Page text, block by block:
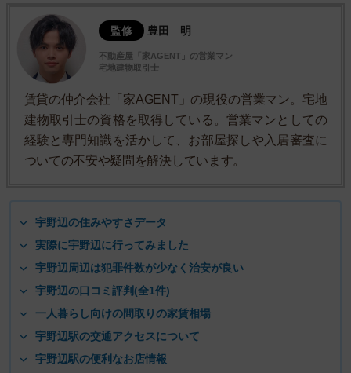
監修 豊田 明
不動産屋「家AGENT」の営業マン
宅地建物取引士
賃貸の仲介会社「家AGENT」の現役の営業マン。宅地
建物取引士の資格を取得している。営業マンとしての
経験と専門知識を活かして、お部屋探しや入居審査に
ついての不安や疑問を解決しています。
宇野辺の住みやすさデータ
実際に宇野辺に行ってみました
宇野辺周辺は犯罪件数が少なく治安が良い
宇野辺の口コミ評判(全1件)
一人暮らし向けの間取りの家賃相場
宇野辺駅の交通アクセスについて
宇野辺駅の便利なお店情報